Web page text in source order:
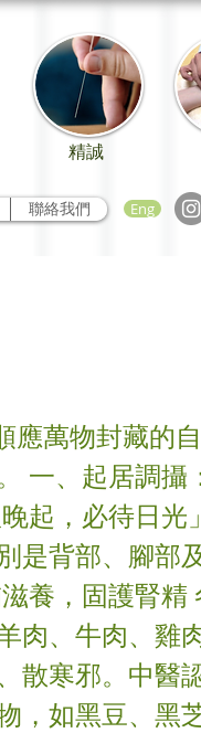
精誠
聯絡我們 Eng
應萬物封藏的
一、起居調攝
起，必待日光
背部、腳部及
養，固護腎精
肉、牛肉、雞
散寒邪。中醫
，如黑豆、黑